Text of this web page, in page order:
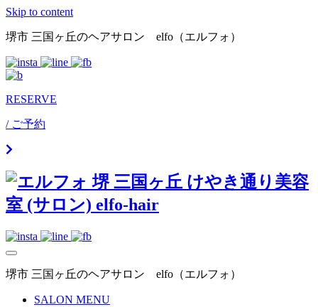
Skip to content
堺市 三国ヶ丘のヘアサロン elfo（エルフォ）
RESERVE
/ ご予約
堺市 三国ヶ丘のヘアサロン elfo（エルフォ）
SALON MENU